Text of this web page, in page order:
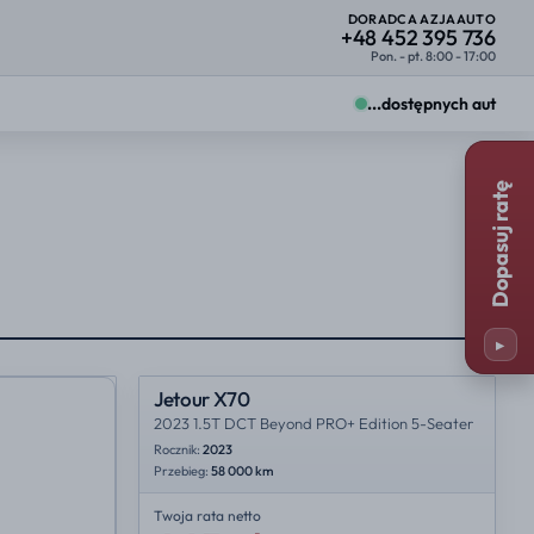
DORADCA AZJAAUTO
+48 452 395 736
Pon. - pt. 8:00 - 17:00
...dostępnych aut
Dopasuj ratę
▸
Jetour X70
2023 1.5T DCT Beyond PRO+ Edition 5-Seater
Rocznik: 2023
Przebieg: 58 000 km
Twoja rata netto